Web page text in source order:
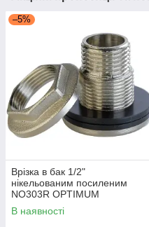
–5%
Врізка в бак 1/2"
нікельованим посиленим
NO303R OPTIMUM
В наявності